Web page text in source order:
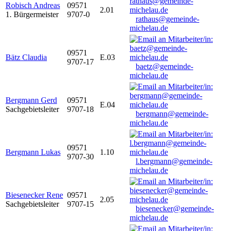
Robisch Andreas
1. Bürgermeister
09571
9707-0
2.01
rathaus@gemeinde-
michelau.de
Bätz Claudia
09571
9707-17
E.03
baetz@gemeinde-
michelau.de
Bergmann Gerd
Sachgebietsleiter
09571
9707-18
E.04
bergmann@gemeinde-
michelau.de
Bergmann Lukas
09571
9707-30
1.10
l.bergmann@gemeinde-
michelau.de
Biesenecker Rene
Sachgebietsleiter
09571
9707-15
2.05
biesenecker@gemeinde-
michelau.de